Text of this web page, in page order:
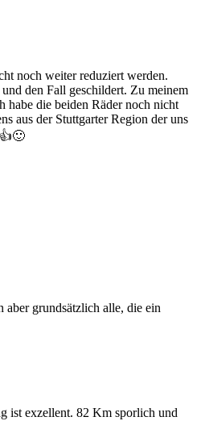
noch weiter reduziert werden.
den Fall geschildert. Zu meinem
habe die beiden Räder noch nicht
aus der Stuttgarter Region der uns
aber grundsätzlich alle, die ein
ist exzellent. 82 Km sporlich und